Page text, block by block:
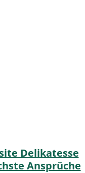
Delikatesse
Ansprüche